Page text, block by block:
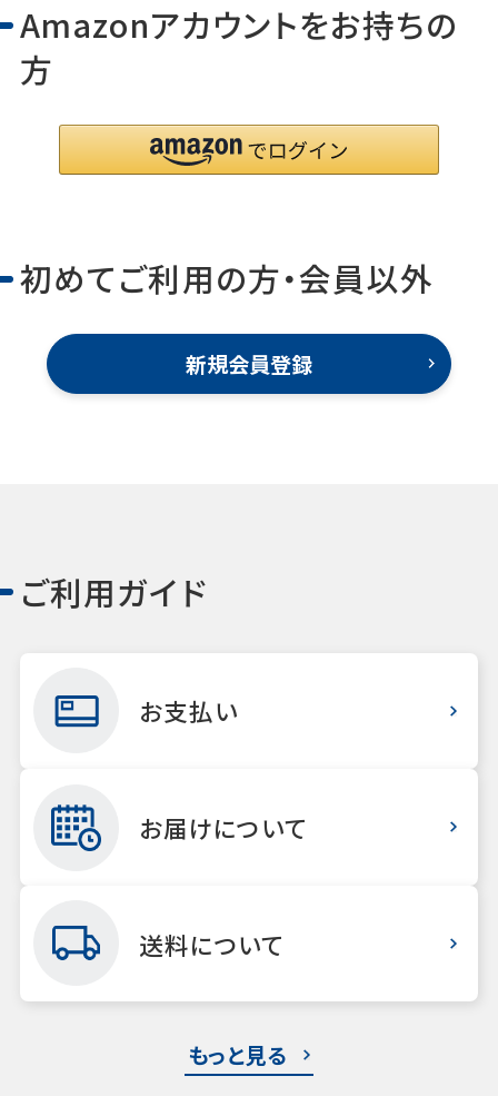
Amazonアカウントをお持ちの
方
初めてご利用の方・会員以外
ご利用ガイド
お支払い
お届けについて
送料について
もっと見る